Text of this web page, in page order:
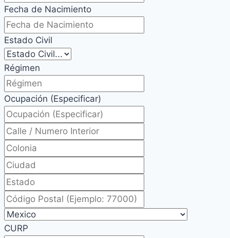
Fecha de Nacimiento
Estado Civil
Régimen
Ocupación (Especificar)
CURP